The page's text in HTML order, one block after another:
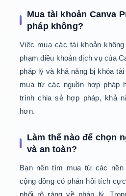
Mua tài khoản Canva
pháp không?
Việc mua các tài khoản
phạm điều khoản dịch vụ của
pháp lý và khả năng bị khóa
mua từ các nguồn hợp pháp
trình chia sẻ hợp pháp, khả
hơn.
Làm thế nào để chọn
và an toàn?
Bạn nên tìm mua từ các
cộng đồng có phản hồi tích